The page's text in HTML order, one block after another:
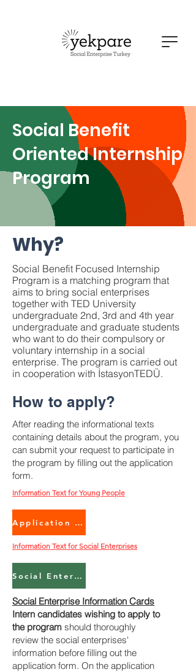
Social Benefit
Oriented Internship
Program
Why?
Social Benefit Focused Internship
Program is a matching program that
aims to bring social enterprises
together with TED University
undergraduate 2nd, 3rd and 4th year
undergraduate and graduate students
who want to do their compulsory or
voluntary internship in a social
enterprise. The program is carried out
in cooperation with İstasyonTEDÜ.
How to apply?
After reading the informational texts
containing details about the program, you
can submit your request to participate in
the program by filling out the application
form.
Information Text for Young People
Application Form for Youth
Information Text for Social Enterprises
Social Enterprise Application Form
Social Enterprise Information Cards
Intern candidates wishing to apply to
the program should thoroughly
review the social enterprises'
information before filling out the
application form. On the application